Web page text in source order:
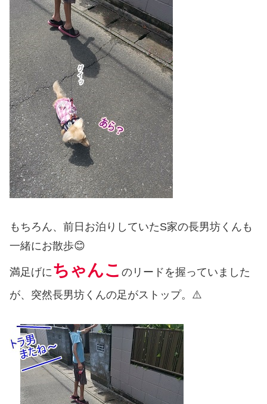
もちろん、前日お泊りしていたS家の長男坊くんも
一緒にお散歩😊
満足げにちゃんこ のリードを握っていました
が、突然長男坊くんの足がストップ。⚠️